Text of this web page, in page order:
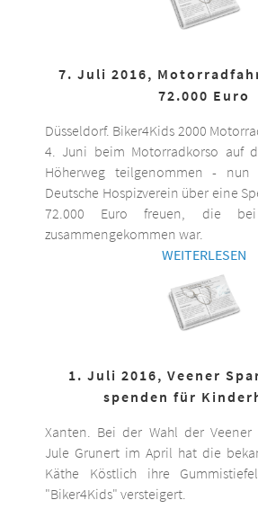
7. Juli 2016,
72.000 Euro
Düsseldorf. Biker4Kids 2000
4. Juni beim Motorradkorso auf
Höherweg teilgenommen -
Deutsche Hospizverein über eine
72.000 Euro freuen, die
zusammengekommen war.
WEITERLESEN
1. Juli 2016, Veener
spenden für
Xanten. Bei der Wahl der Veener
Jule Grunert im April hat die
Käthe Köstlich ihre
"Biker4Kids" versteigert.